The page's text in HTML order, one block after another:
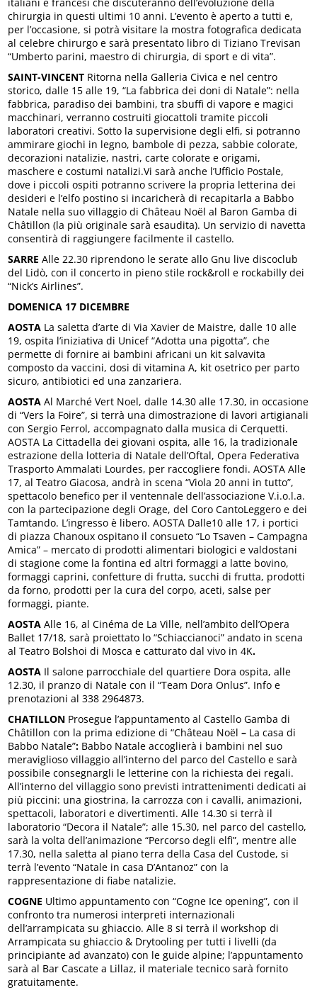
italiani e francesi che discuteranno dell’evoluzione della
chirurgia in questi ultimi 10 anni. L’evento è aperto a tutti e,
per l’occasione, si potrà visitare la mostra fotografica dedicata
al celebre chirurgo e sarà presentato libro di Tiziano Trevisan
“Umberto parini, maestro di chirurgia, di sport e di vita”.
SAINT-VINCENT Ritorna nella Galleria Civica e nel centro
storico, dalle 15 alle 19, “La fabbrica dei doni di Natale”: nella
fabbrica, paradiso dei bambini, tra sbuffi di vapore e magici
macchinari, verranno costruiti giocattoli tramite piccoli
laboratori creativi. Sotto la supervisione degli elfi, si potranno
ammirare giochi in legno, bambole di pezza, sabbie colorate,
decorazioni natalizie, nastri, carte colorate e origami,
maschere e costumi natalizi.Vi sarà anche l’Ufficio Postale,
dove i piccoli ospiti potranno scrivere la propria letterina dei
desideri e l’elfo postino si incaricherà di recapitarla a Babbo
Natale nella suo villaggio di Château Noël al Baron Gamba di
Châtillon (la più originale sarà esaudita). Un servizio di navetta
consentirà di raggiungere facilmente il castello.
SARRE Alle 22.30 riprendono le serate allo Gnu live discoclub
del Lidò, con il concerto in pieno stile rock&roll e rockabilly dei
“Nick’s Airlines”.
DOMENICA 17 DICEMBRE
AOSTA La saletta d’arte di Via Xavier de Maistre, dalle 10 alle
19, ospita l’iniziativa di Unicef “Adotta una pigotta”, che
permette di fornire ai bambini africani un kit salvavita
composto da vaccini, dosi di vitamina A, kit osetrico per parto
sicuro, antibiotici ed una zanzariera.
AOSTA Al Marché Vert Noel, dalle 14.30 alle 17.30, in occasione
di “Vers la Foire”, si terrà una dimostrazione di lavori artigianali
con Sergio Ferrol, accompagnato dalla musica di Cerquetti.
AOSTA La Cittadella dei giovani ospita, alle 16, la tradizionale
estrazione della lotteria di Natale dell’Oftal, Opera Federativa
Trasporto Ammalati Lourdes, per raccogliere fondi. AOSTA Alle
17, al Teatro Giacosa, andrà in scena “Viola 20 anni in tutto”,
spettacolo benefico per il ventennale dell’associazione V.i.o.l.a.
con la partecipazione degli Orage, del Coro CantoLeggero e dei
Tamtando. L’ingresso è libero. AOSTA Dalle10 alle 17, i portici
di piazza Chanoux ospitano il consueto “Lo Tsaven – Campagna
Amica” – mercato di prodotti alimentari biologici e valdostani
di stagione come la fontina ed altri formaggi a latte bovino,
formaggi caprini, confetture di frutta, succhi di frutta, prodotti
da forno, prodotti per la cura del corpo, aceti, salse per
formaggi, piante.
AOSTA Alle 16, al Cinéma de La Ville, nell’ambito dell’Opera
Ballet 17/18, sarà proiettato lo “Schiaccianoci” andato in scena
al Teatro Bolshoi di Mosca e catturato dal vivo in 4K.
AOSTA Il salone parrocchiale del quartiere Dora ospita, alle
12.30, il pranzo di Natale con il “Team Dora Onlus”. Info e
prenotazioni al 338 2964873.
CHATILLON Prosegue l’appuntamento al Castello Gamba di
Châtillon con la prima edizione di “Château Noël – La casa di
Babbo Natale”: Babbo Natale accoglierà i bambini nel suo
meraviglioso villaggio all’interno del parco del Castello e sarà
possibile consegnargli le letterine con la richiesta dei regali.
All’interno del villaggio sono previsti intrattenimenti dedicati ai
più piccini: una giostrina, la carrozza con i cavalli, animazioni,
spettacoli, laboratori e divertimenti. Alle 14.30 si terrà il
laboratorio “Decora il Natale”; alle 15.30, nel parco del castello,
sarà la volta dell’animazione “Percorso degli elfi”, mentre alle
17.30, nella saletta al piano terra della Casa del Custode, si
terrà l’evento “Natale in casa D’Antanoz” con la
rappresentazione di fiabe natalizie.
COGNE Ultimo appuntamento con “Cogne Ice opening”, con il
confronto tra numerosi interpreti internazionali
dell’arrampicata su ghiaccio. Alle 8 si terrà il workshop di
Arrampicata su ghiaccio & Drytooling per tutti i livelli (da
principiante ad avanzato) con le guide alpine; l’appuntamento
sarà al Bar Cascate a Lillaz, il materiale tecnico sarà fornito
gratuitamente.